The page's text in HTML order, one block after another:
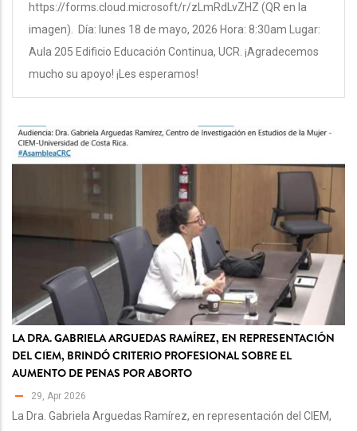
https://forms.cloud.microsoft/r/zLmRdLvZHZ (QR en la
imagen). Día: lunes 18 de mayo, 2026 Hora: 8:30am Lugar:
Aula 205 Edificio Educación Continua, UCR. ¡Agradecemos
mucho su apoyo! ¡Les esperamos!
LA DRA. GABRIELA ARGUEDAS RAMÍREZ, EN REPRESENTACIÓN
DEL CIEM, BRINDÓ CRITERIO PROFESIONAL SOBRE EL
AUMENTO DE PENAS POR ABORTO
29, Apr 2026
La Dra. Gabriela Arguedas Ramírez, en representación del CIEM,